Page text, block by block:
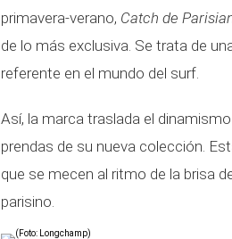
primavera-verano, Catch de
de lo más exclusiva. Se trata de
referente en el mundo del surf.
Así, la marca traslada el
prendas de su nueva colección.
que se mecen al ritmo de la brisa
parisino.